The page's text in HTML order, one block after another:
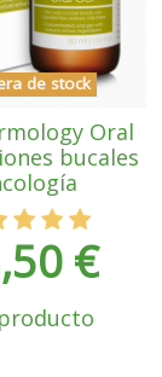
de stock
Oral
bucales
€